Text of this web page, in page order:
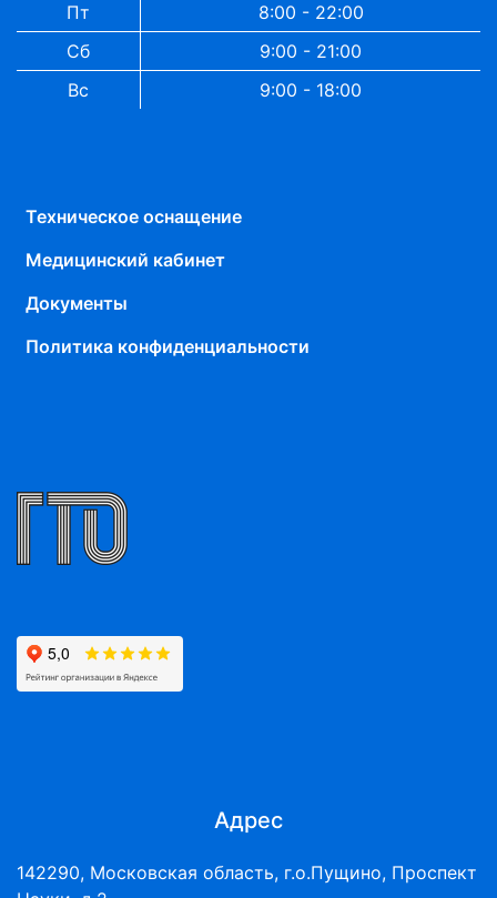
Пт
8:00 - 22:00
Сб
9:00 - 21:00
Вс
9:00 - 18:00
Техническое оснащение
Медицинский кабинет
Документы
Политика конфиденциальности
Адрес
142290, Московская область, г.о.Пущино, Проспект